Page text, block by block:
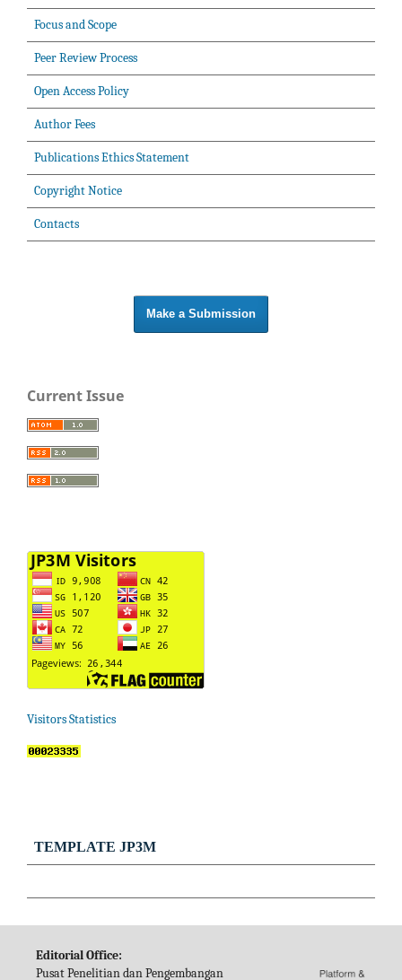
Focus and Scope
Peer Review Process
Open Access Policy
Author Fees
Publications Ethics Statement
Copyright Notice
Contacts
Make a Submission
Current Issue
Visitors Statistics
TEMPLATE JP3M
Editorial Office:
Pusat Penelitian dan Pengembangan